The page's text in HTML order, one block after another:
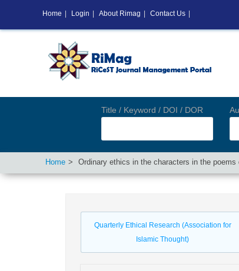
Title / Keyword / DOI / DOR
Home Ordinary ethics in the characters in the poems
Quarterly Ethical Research (Association for
Islamic Thought)
Home Login About Rimag Contact Us